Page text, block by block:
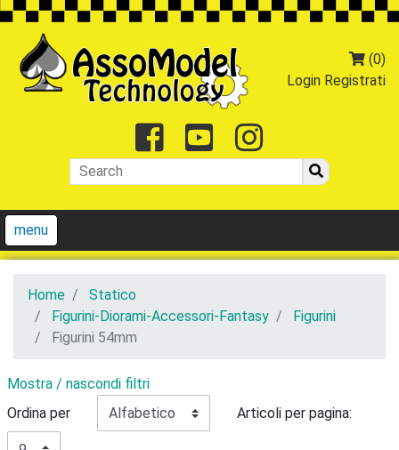
(0)
Login Registrati
Facebook
Youtube
menu
Home
Statico
Figurini-Diorami-Accessori-Fantasy
Figurini
Figurini 54mm
Mostra / nascondi filtri
Ordina per
Articoli per pagina: